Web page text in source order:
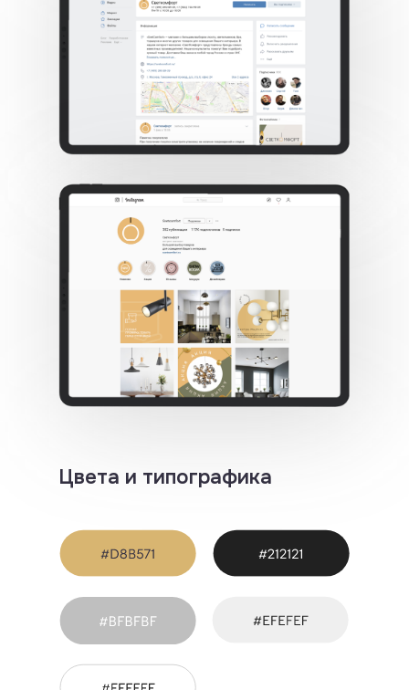
Цвета и типографика
Согласие на обработку персональных данных
Политика использования Cookies
Пользовательское соглашение
Политика конфиденциальности
Не хотите ждать? Свяжитесь с нами
Получить консультацию
+7 835 266 57 30
info@indigoamigo.ru